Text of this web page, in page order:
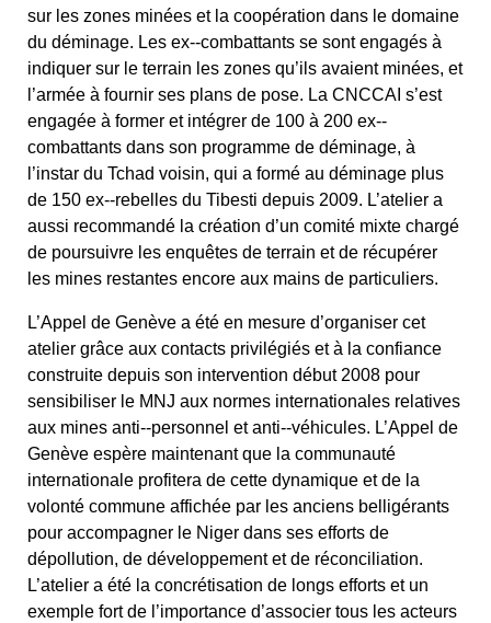
sur les zones minées et la coopération dans le domaine
du déminage. Les ex-­‐combattants se sont engagés à
indiquer sur le terrain les zones qu’ils avaient minées, et
l’armée à fournir ses plans de pose. La CNCCAI s’est
engagée à former et intégrer de 100 à 200 ex-­‐
combattants dans son programme de déminage, à
l’instar du Tchad voisin, qui a formé au déminage plus
de 150 ex-­‐rebelles du Tibesti depuis 2009. L’atelier a
aussi recommandé la création d’un comité mixte chargé
de poursuivre les enquêtes de terrain et de récupérer
les mines restantes encore aux mains de particuliers.
L’Appel de Genève a été en mesure d’organiser cet
atelier grâce aux contacts privilégiés et à la confiance
construite depuis son intervention début 2008 pour
sensibiliser le MNJ aux normes internationales relatives
aux mines anti-­‐personnel et anti-­‐véhicules. L’Appel de
Genève espère maintenant que la communauté
internationale profitera de cette dynamique et de la
volonté commune affichée par les anciens belligérants
pour accompagner le Niger dans ses efforts de
dépollution, de développement et de réconciliation.
L’atelier a été la concrétisation de longs efforts et un
exemple fort de l’importance d’associer tous les acteurs